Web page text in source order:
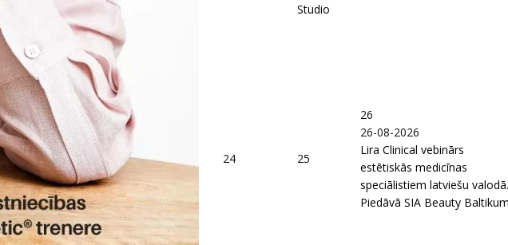
Studio
24 25
26
26-08-2026
Lira Clinical vebinārs
estētiskās medicīnas
speciālistiem latviešu valodā.
Piedāvā SIA Beauty